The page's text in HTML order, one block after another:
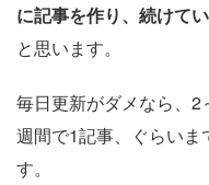
に記事を作り、続けてい
と思います。
毎日更新がダメなら、2
週間で1記事、ぐらいま
す。